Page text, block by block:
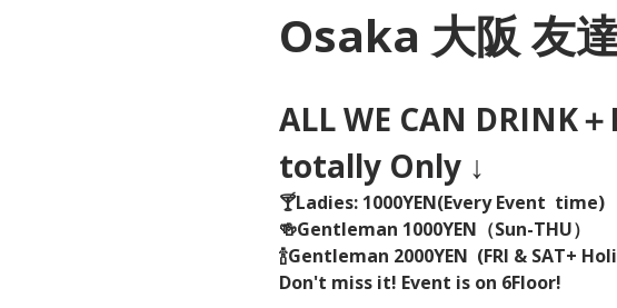
Osaka 大阪 友
ALL WE CAN DRINK
totally Only ↓
🍸Ladies: 1000YEN(Every Event  time)
🍻Gentleman 1000YEN（Sun-THU）
🍾Gentleman 2000YEN  (FRI & SAT+
Don't miss it! Event is on 6Floor!